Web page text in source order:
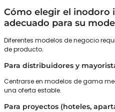
Cómo elegir el inodoro
adecuado para su
Diferentes modelos de negocio
de producto.
Para distribuidores y
Centrarse en modelos de gama
una oferta estable.
Para proyectos (hoteles,